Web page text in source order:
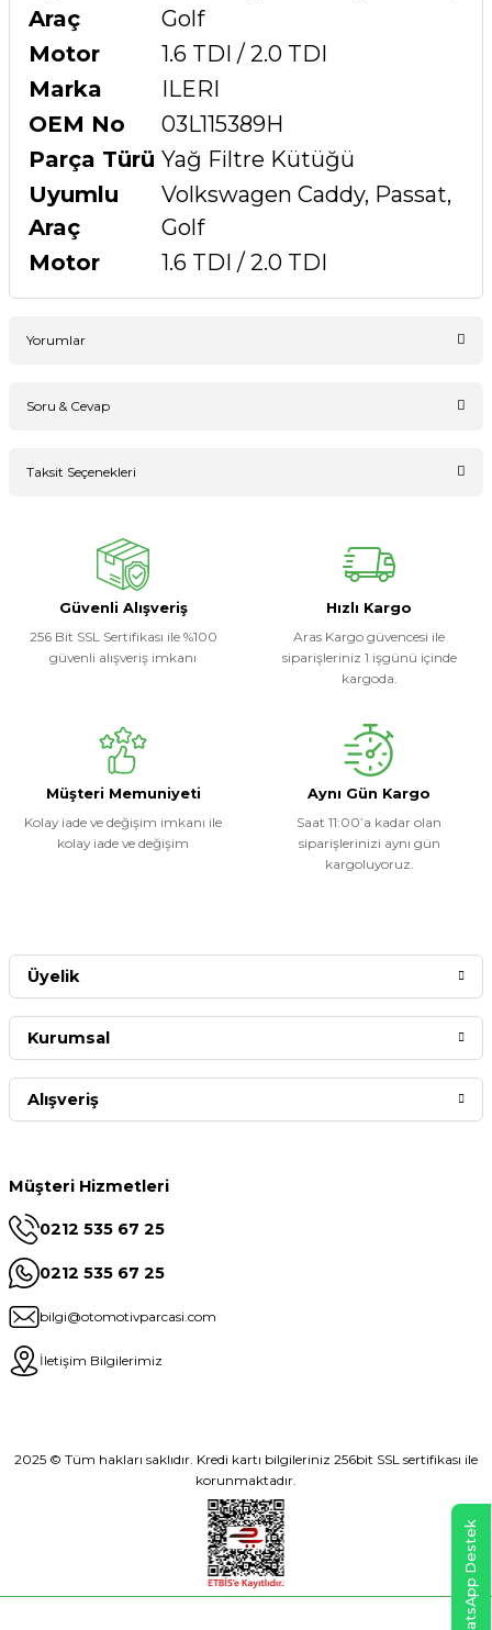
Araç
Golf
Motor
1.6 TDI / 2.0 TDI
Marka
ILERI
OEM No
03L115389H
Parça Türü Yağ Filtre Kütüğü
Uyumlu
Araç
Volkswagen Caddy, Passat,
Golf
Motor
1.6 TDI / 2.0 TDI
Yorumlar
Soru & Cevap
Taksit Seçenekleri
Güvenli Alışveriş
256 Bit SSL Sertifikası ile %100
güvenli alışveriş imkanı
Hızlı Kargo
Aras Kargo güvencesi ile
siparişleriniz 1 işgünü içinde
kargoda.
Müşteri Memuniyeti
Kolay iade ve değişim imkanı ile
kolay iade ve değişim
Aynı Gün Kargo
Saat 11:00’a kadar olan
siparişlerinizi aynı gün
kargoluyoruz.
Müşteri Hizmetleri
0212 535 67 25
0212 535 67 25
bilgi@otomotivparcasi.com
İletişim Bilgilerimiz
Üyelik
Kurumsal
Alışveriş
2025 © Tüm hakları saklıdır. Kredi kartı bilgileriniz 256bit SSL sertifikası ile
korunmaktadır.
WhatsApp Destek